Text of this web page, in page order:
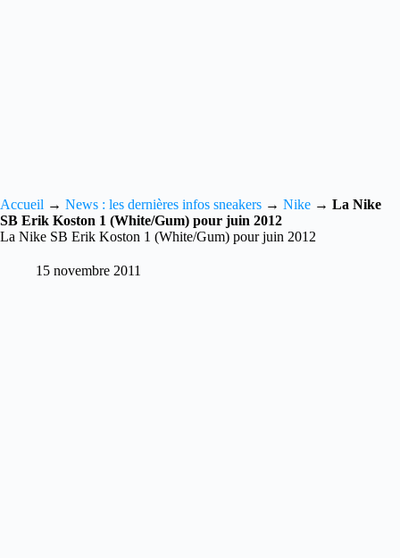
Accueil → News : les dernières infos sneakers → Nike → La Nike
SB Erik Koston 1 (White/Gum) pour juin 2012
La Nike SB Erik Koston 1 (White/Gum) pour juin 2012
15 novembre 2011